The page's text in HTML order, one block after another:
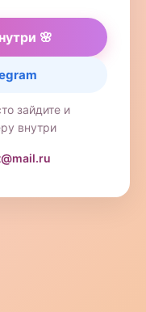
🌸
зайдите и
внутри